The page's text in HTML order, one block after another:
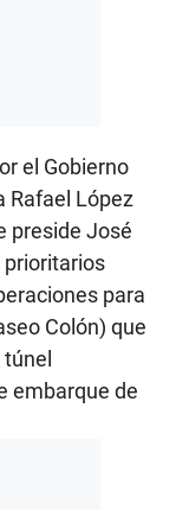
el Gobierno
Rafael López
preside José
prioritarios
para
Colón) que
embarque de